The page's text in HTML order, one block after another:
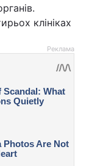
клініках
Реклама